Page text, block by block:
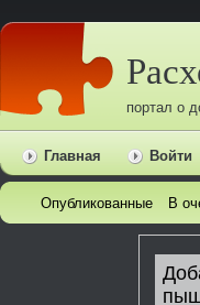
портал о
Главная Войти
Опубликованные В